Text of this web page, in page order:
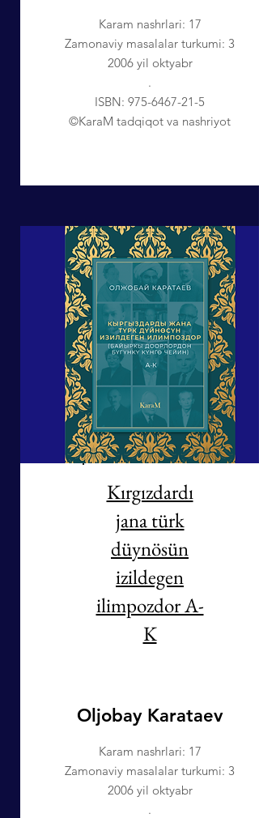
Karam nashrlari: 17
Zamonaviy masalalar turkumi: 3
2006 yil oktyabr
.
ISBN: 975-6467-21-5
©KaraM tadqiqot va nashriyot
Kırgızdardı
jana türk
düynösün
izildegen
ilimpozdor A-
K
Oljobay Karataev
Karam nashrlari: 17
Zamonaviy masalalar turkumi: 3
2006 yil oktyabr
.